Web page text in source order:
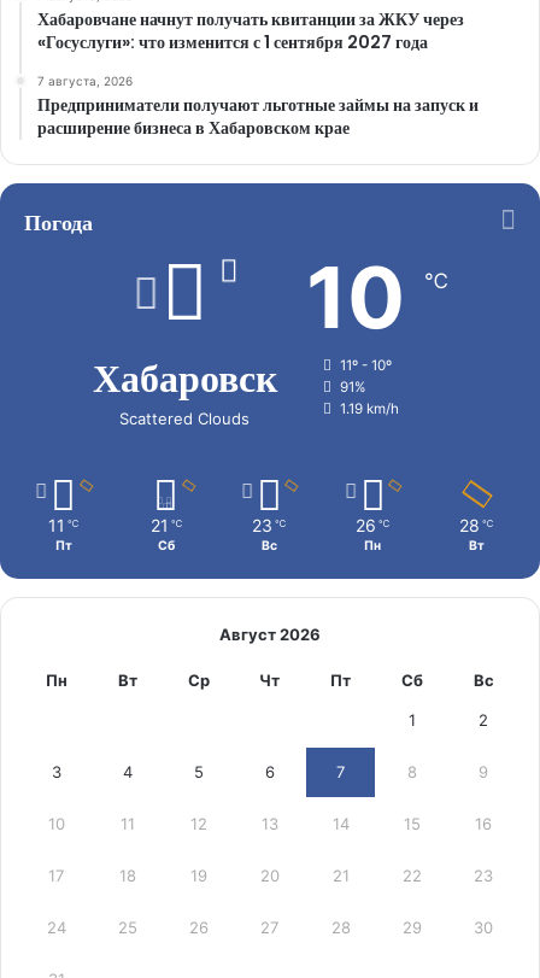
Хабаровчане начнут получать квитанции за ЖКУ через
«Госуслуги»: что изменится с 1 сентября 2027 года
7 августа, 2026
Предприниматели получают льготные займы на запуск и
расширение бизнеса в Хабаровском крае
Погода
Хабаровск
Scattered Clouds
10 ℃
11º - 10º
91%
1.19 km/h
11 ℃
Пт
21 ℃
Сб
23 ℃
Вс
26 ℃
Пн
28 ℃
Вт
Август 2026
Пн Вт Ср Чт Пт Сб Вс
1 2
3 4 5 6 7 8 9
10 11 12 13 14 15 16
17 18 19 20 21 22 23
24 25 26 27 28 29 30